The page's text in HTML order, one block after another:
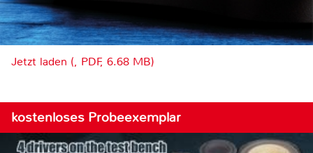
Jetzt laden (, PDF, 6.68 MB)
kostenloses Probeexemplar